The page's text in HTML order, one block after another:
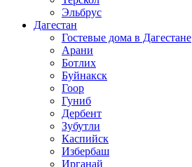
Эльбрус
Дагестан
Гостевые дома в Дагестане
Арани
Ботлих
Буйнакск
Гоор
Гуниб
Дербент
Зубутли
Каспийск
Избербаш
Ирганай